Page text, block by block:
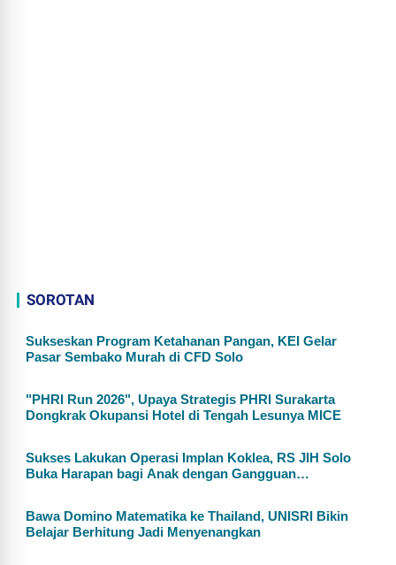
SOROTAN
Sukseskan Program Ketahanan Pangan, KEI Gelar
Pasar Sembako Murah di CFD Solo
"PHRI Run 2026", Upaya Strategis PHRI Surakarta
Dongkrak Okupansi Hotel di Tengah Lesunya MICE
Sukses Lakukan Operasi Implan Koklea, RS JIH Solo
Buka Harapan bagi Anak dengan Gangguan
Bawa Domino Matematika ke Thailand, UNISRI Bikin
Belajar Berhitung Jadi Menyenangkan